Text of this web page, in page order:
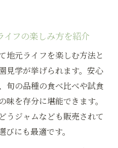
フの楽しみ方を紹介
地元ライフを楽しむ方法と
見学が挙げられます。安心
旬の品種の食べ比べや試食
を存分に堪能できます。
うジャムなども販売されて
にも最適です。